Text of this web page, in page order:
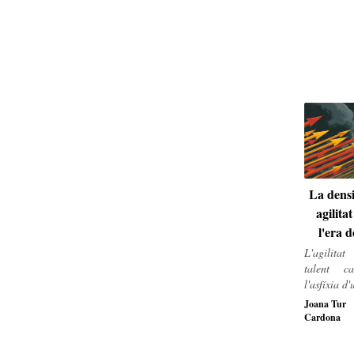
La
l'era
talent
l'asfíxia
com a
pas com a
Joana Tur
Cardona